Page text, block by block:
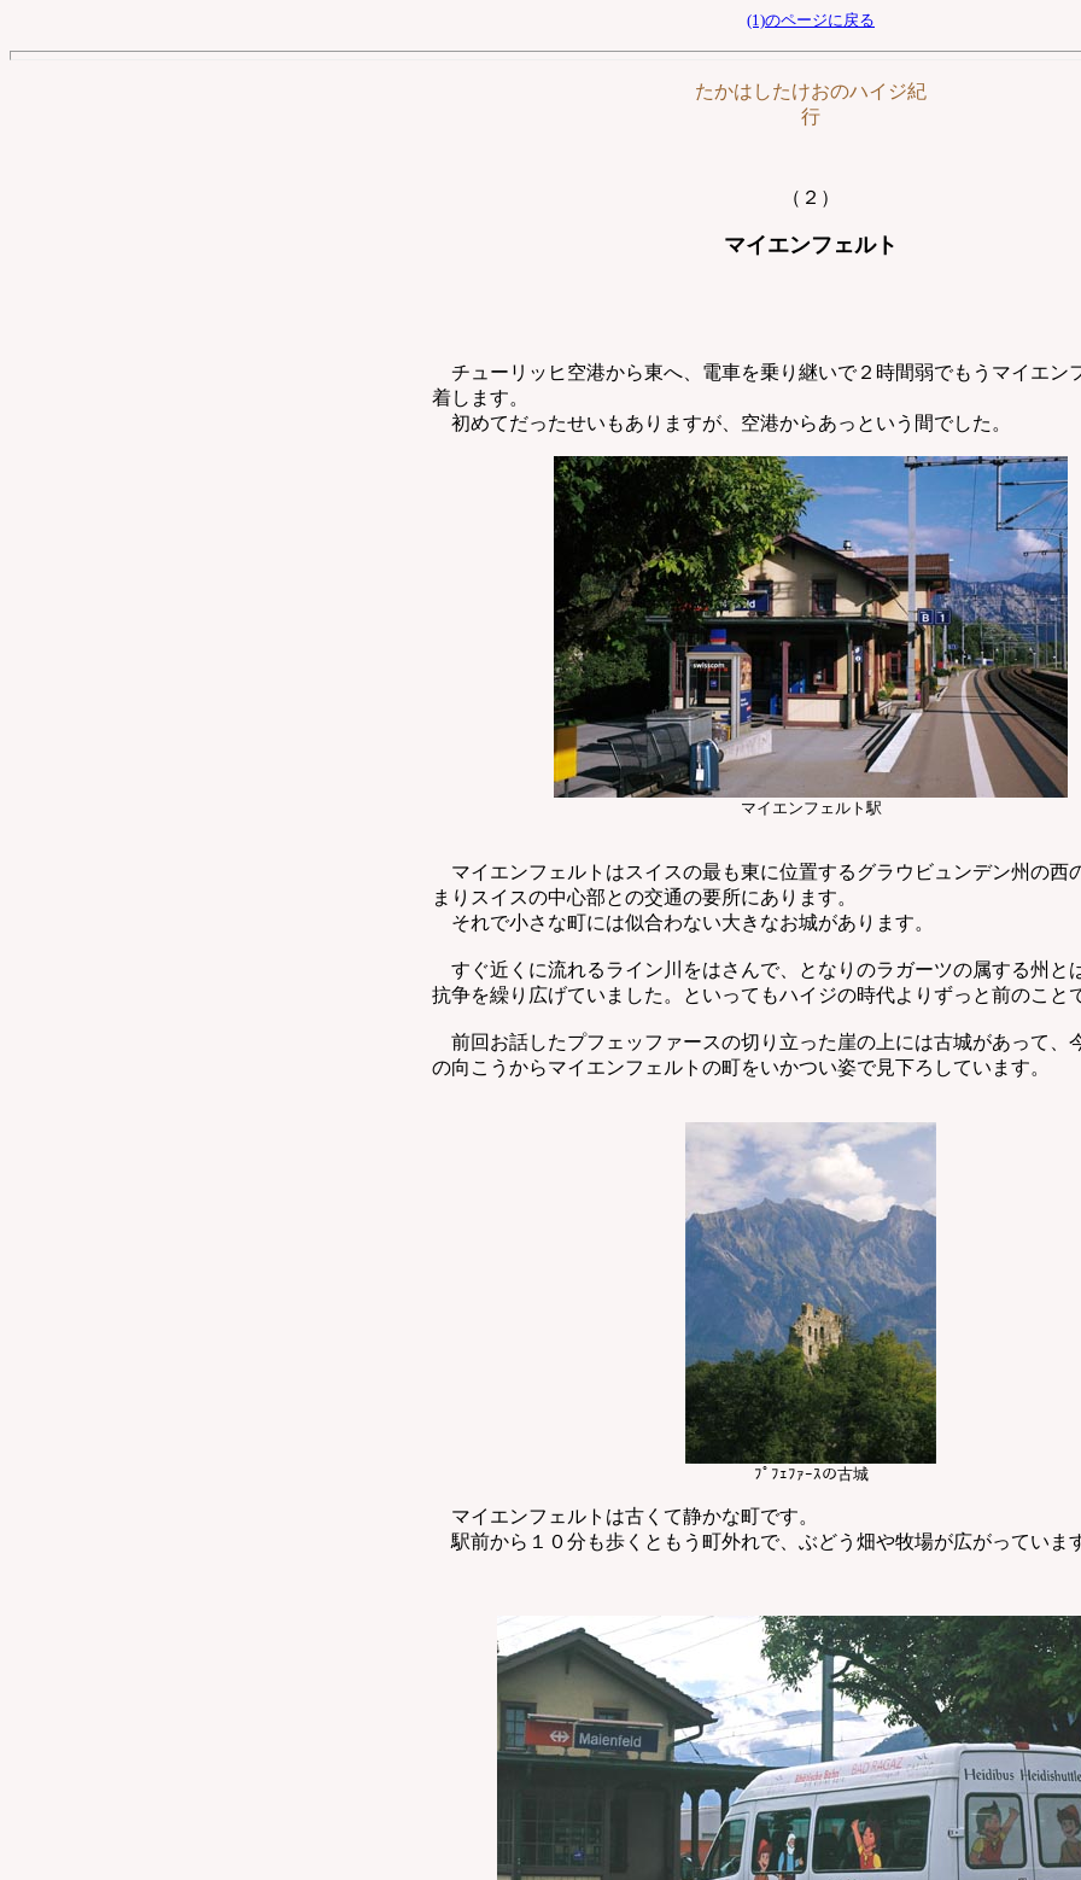
(1)のページに戻る
たかはしたけおのハイジ紀
行
（２）
マイエンフェルト
チューリッヒ空港から東へ、電車を乗り継いで２時間弱でもうマイエン
着します。
初めてだったせいもありますが、空港からあっという間でした。
マイエンフェルト駅
マイエンフェルトはスイスの最も東に位置するグラウビュンデン州の西
まりスイスの中心部との交通の要所にあります。
それで小さな町には似合わない大きなお城があります。
すぐ近くに流れるライン川をはさんで、となりのラガーツの属する州と
抗争を繰り広げていました。といってもハイジの時代よりずっと前のこと
前回お話したプフェッファースの切り立った崖の上には古城があって、
の向こうからマイエンフェルトの町をいかつい姿で見下ろしています。
ﾌﾟﾌｪﾌｧｰｽの古城
マイエンフェルトは古くて静かな町です。
駅前から１０分も歩くともう町外れで、ぶどう畑や牧場が広がっていま